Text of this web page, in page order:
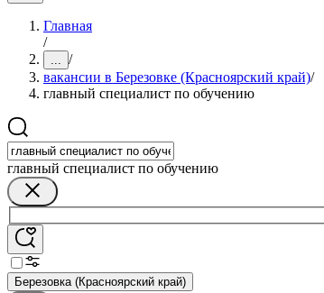
Главная
/
... /
вакансии в Березовке (Красноярский край)/
главный специалист по обучению
главный специалист по обучению
Березовка (Красноярский край)